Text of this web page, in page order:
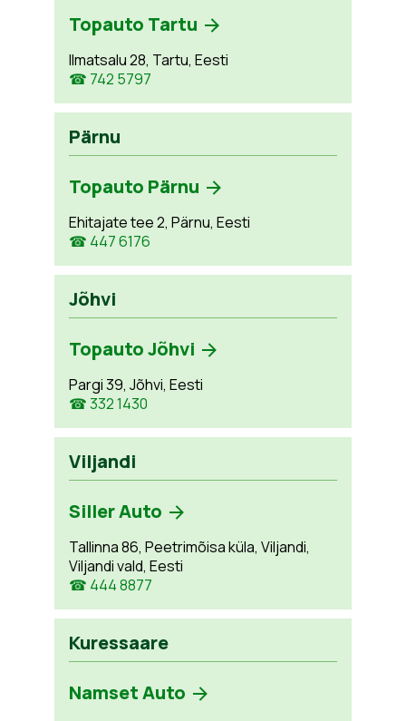
Topauto Tartu
Ilmatsalu 28, Tartu, Eesti
☎ 742 5797
Pärnu
Topauto Pärnu
Ehitajate tee 2, Pärnu, Eesti
☎ 447 6176
Jõhvi
Topauto Jõhvi
Pargi 39, Jõhvi, Eesti
☎ 332 1430
Viljandi
Siller Auto
Tallinna 86, Peetrimõisa küla, Viljandi,
Viljandi vald, Eesti
☎ 444 8877
Kuressaare
Namset Auto